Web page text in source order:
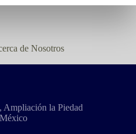
de Nosotros
Ampliación la Piedad